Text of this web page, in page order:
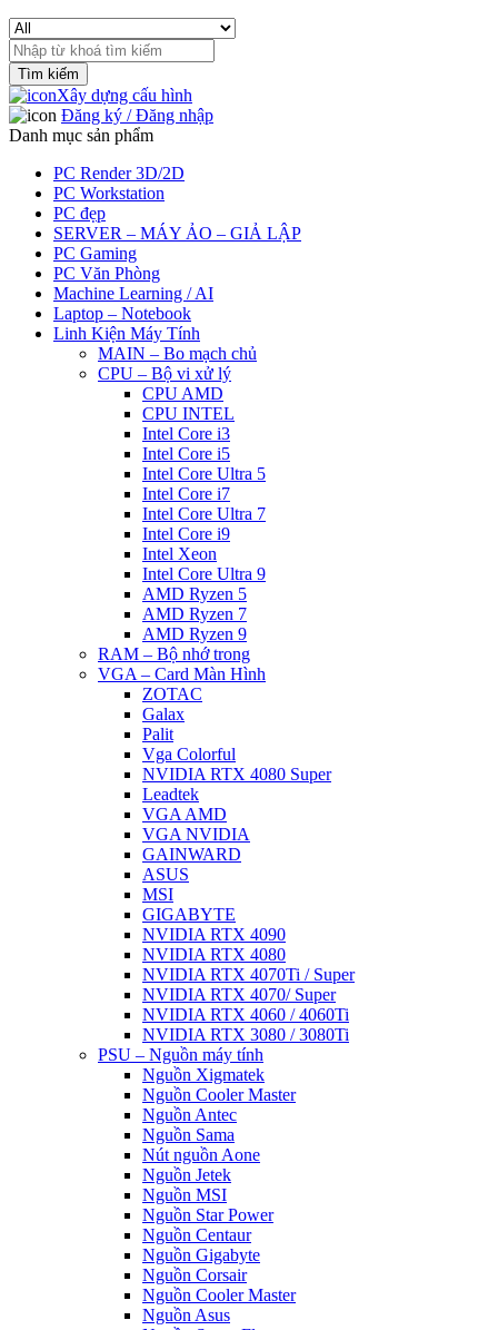
Search
for:
Xây dựng cấu hình
Đăng ký / Đăng nhập
Danh mục sản phẩm
PC Render 3D/2D
PC Workstation
PC đẹp
SERVER – MÁY ẢO – GIẢ LẬP
PC Gaming
PC Văn Phòng
Machine Learning / AI
Laptop – Notebook
Linh Kiện Máy Tính
MAIN – Bo mạch chủ
CPU – Bộ vi xử lý
CPU AMD
CPU INTEL
Intel Core i3
Intel Core i5
Intel Core Ultra 5
Intel Core i7
Intel Core Ultra 7
Intel Core i9
Intel Xeon
Intel Core Ultra 9
AMD Ryzen 5
AMD Ryzen 7
AMD Ryzen 9
RAM – Bộ nhớ trong
VGA – Card Màn Hình
ZOTAC
Galax
Palit
Vga Colorful
NVIDIA RTX 4080 Super
Leadtek
VGA AMD
VGA NVIDIA
GAINWARD
ASUS
MSI
GIGABYTE
NVIDIA RTX 4090
NVIDIA RTX 4080
NVIDIA RTX 4070Ti / Super
NVIDIA RTX 4070/ Super
NVIDIA RTX 4060 / 4060Ti
NVIDIA RTX 3080 / 3080Ti
PSU – Nguồn máy tính
Nguồn Xigmatek
Nguồn Cooler Master
Nguồn Antec
Nguồn Sama
Nút nguồn Aone
Nguồn Jetek
Nguồn MSI
Nguồn Star Power
Nguồn Centaur
Nguồn Gigabyte
Nguồn Corsair
Nguồn Cooler Master
Nguồn Asus